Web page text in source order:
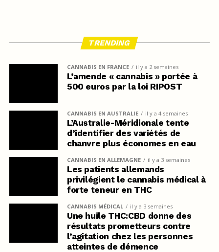
TRENDING
CANNABIS EN FRANCE il y a 2 semaines
L’amende « cannabis » portée à
500 euros par la loi RIPOST
CANNABIS EN AUSTRALIE il y a 4 semaines
L’Australie-Méridionale tente
d’identifier des variétés de
chanvre plus économes en eau
CANNABIS EN ALLEMAGNE il y a 3 semaines
Les patients allemands
privilégient le cannabis médical à
forte teneur en THC
CANNABIS MÉDICAL il y a 3 semaines
Une huile THC:CBD donne des
résultats prometteurs contre
l’agitation chez les personnes
atteintes de démence